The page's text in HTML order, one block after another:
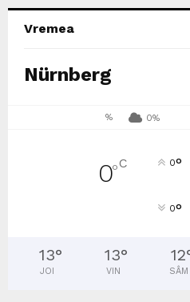
Vremea
Nürnberg
% 0%
0°C 0°
0°
13°
JOI
13°
VIN
12
SÂM